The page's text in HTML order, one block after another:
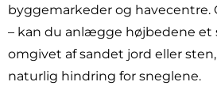
byggemarkeder og
– kan du anlægge højbedene et
omgivet af sandet jord eller
naturlig hindring for sneglene.